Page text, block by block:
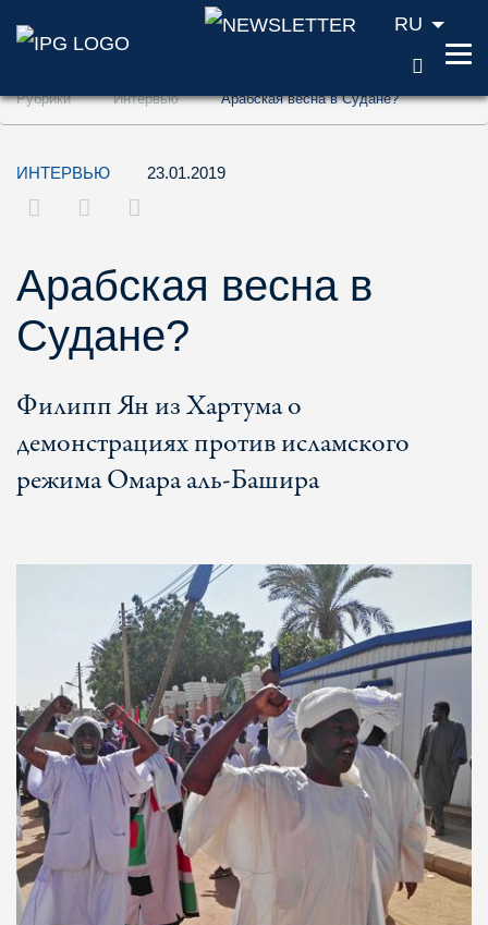
Перейти к содержанию (ключ доступа
Перейти к поиску (ключ доступа '2')
Перейти к навигации (ключ доступа '3')
RU
Рубрики Интервью Арабская весна в Судане?
ИНТЕРВЬЮ 23.01.2019
Арабская весна в
Судане?
Филипп Ян из Хартума о
демонстрациях против исламского
режима Омара аль-Башира